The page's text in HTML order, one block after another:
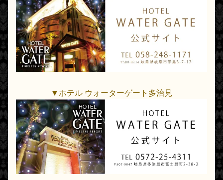
▼ホテル ウォーターゲート多治見